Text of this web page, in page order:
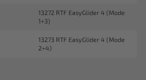
13272 RTF EasyGlider 4 (Mode
1+3)
13273 RTF EasyGlider 4 (Mode
2+4)